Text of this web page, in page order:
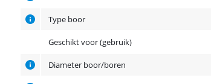
Type boor
Geschikt voor (gebruik)
Diameter boor/boren